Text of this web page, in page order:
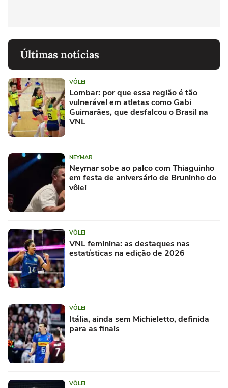
Últimas notícias
VÔLEI
Lombar: por que essa região é tão
vulnerável em atletas como Gabi
Guimarães, que desfalcou o Brasil na
VNL
NEYMAR
Neymar sobe ao palco com Thiaguinho
em festa de aniversário de Bruninho do
vôlei
VÔLEI
VNL feminina: as destaques nas
estatísticas na edição de 2026
VÔLEI
Itália, ainda sem Michieletto, definida
para as finais
VÔLEI